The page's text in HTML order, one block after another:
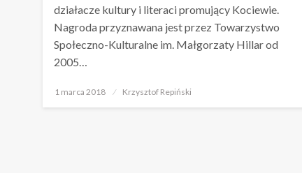
działacze kultury i literaci promujący Kociewie.
Nagroda przyznawana jest przez Towarzystwo
Społeczno-Kulturalne im. Małgorzaty Hillar od
2005…
Opublikowane
1 marca 2018 Krzysztof Repiński